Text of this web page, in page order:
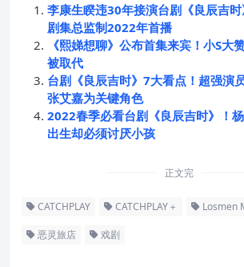
李康生睽违30年接演台剧《良辰吉
剧集总监制2022年首播
《熙娣想聊》公布首集来宾！小S大
被取代
台剧《良辰吉时》7大看点！超强演
张艾嘉为关键角色
2022春季必看台剧《良辰吉时》！
出生却必须讨厌小孩
正文完
CATCHPLAY CATCHPLAY＋ Losmen
恶灵旅店 戏剧